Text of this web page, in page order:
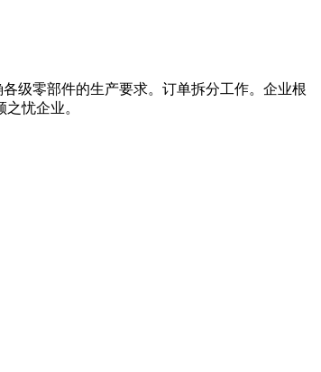
级零部件的生产要求。订单拆分工作。企业根
忧企业。